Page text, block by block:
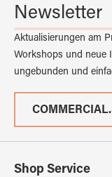
Newsletter
Aktualisierungen am
Workshops und neue
ungebunden und
Shop Service